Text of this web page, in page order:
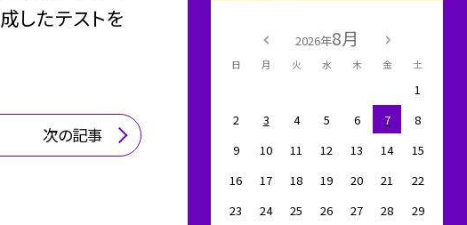
したテストを
次の記事
2026年8月
日 月 火 水 木 金 土
1
2
3 4 5 6 7
8
9
10 11 12 13 14
15
16
17 18 19 20 21
22
23
24 25 26 27 28
29